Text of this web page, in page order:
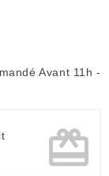
Avant 11h -
card_giftcard